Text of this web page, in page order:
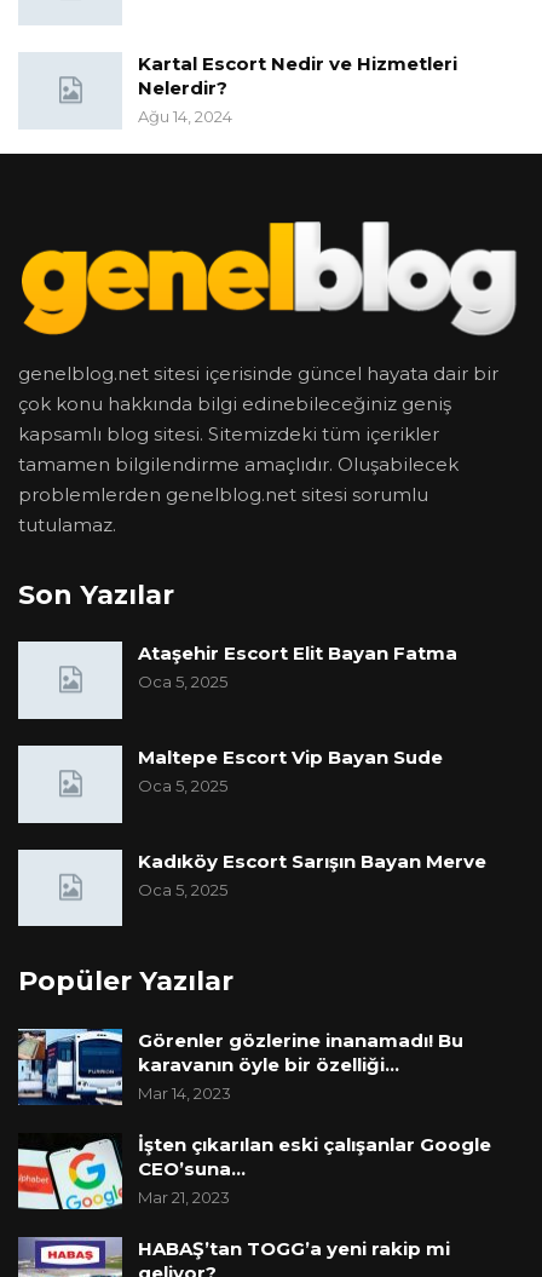
Kartal Escort Nedir ve Hizmetleri
Nelerdir?
Ağu 14, 2024
genelblog.net sitesi içerisinde güncel hayata dair bir
çok konu hakkında bilgi edinebileceğiniz geniş
kapsamlı blog sitesi. Sitemizdeki tüm içerikler
tamamen bilgilendirme amaçlıdır. Oluşabilecek
problemlerden genelblog.net sitesi sorumlu
tutulamaz.
Son Yazılar
Ataşehir Escort Elit Bayan Fatma
Oca 5, 2025
Maltepe Escort Vip Bayan Sude
Oca 5, 2025
Kadıköy Escort Sarışın Bayan Merve
Oca 5, 2025
Popüler Yazılar
Görenler gözlerine inanamadı! Bu
karavanın öyle bir özelliği…
Mar 14, 2023
İşten çıkarılan eski çalışanlar Google
CEO’suna…
Mar 21, 2023
HABAŞ’tan TOGG’a yeni rakip mi